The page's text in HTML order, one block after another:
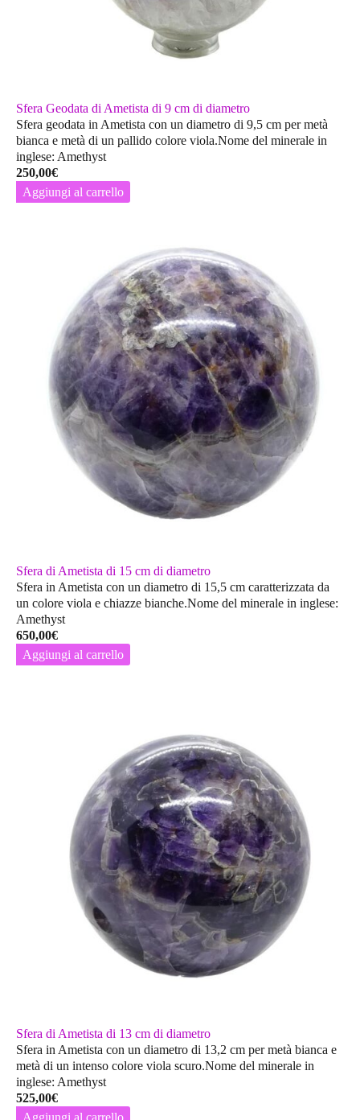
Sfera Geodata di Ametista di 9 cm di diametro
Sfera geodata in Ametista con un diametro di 9,5 cm per metà
bianca e metà di un pallido colore viola.Nome del minerale in
inglese: Amethyst
250,00€
Aggiungi al carrello
Sfera di Ametista di 15 cm di diametro
Sfera in Ametista con un diametro di 15,5 cm caratterizzata da
un colore viola e chiazze bianche.Nome del minerale in inglese:
Amethyst
650,00€
Aggiungi al carrello
Sfera di Ametista di 13 cm di diametro
Sfera in Ametista con un diametro di 13,2 cm per metà bianca e
metà di un intenso colore viola scuro.Nome del minerale in
inglese: Amethyst
525,00€
Aggiungi al carrello